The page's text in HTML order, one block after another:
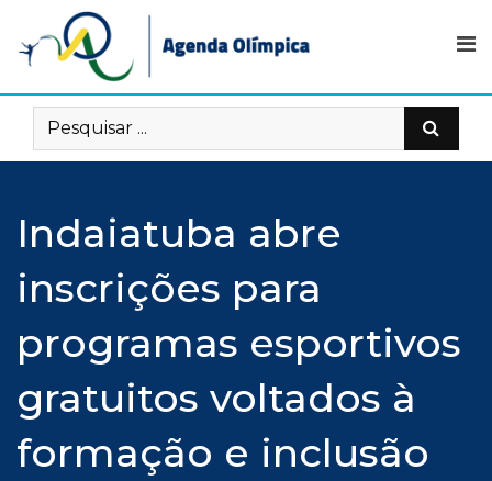
content
Indaiatuba abre
inscrições para
programas esportivos
gratuitos voltados à
formação e inclusão